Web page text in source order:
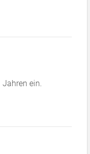
ein.